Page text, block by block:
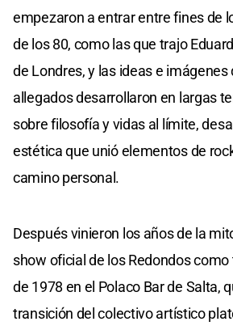
empezaron a entrar entre fines de
de los 80, como las que trajo
de Londres, y las ideas e imágenes
allegados desarrollaron en largas
sobre filosofía y vidas al límite,
estética que unió elementos de
camino personal.
Después vinieron los años de la
show oficial de los Redondos
de 1978 en el Polaco Bar de Salta,
transición del colectivo artístico